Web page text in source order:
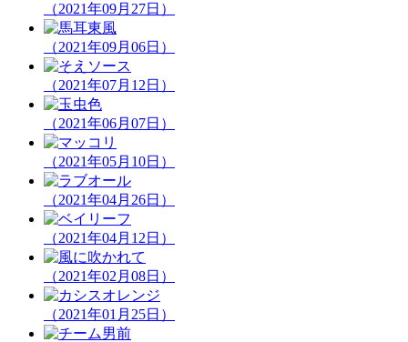
（2021年09月27日）
（2021年09月06日）
（2021年07月12日）
（2021年06月07日）
（2021年05月10日）
（2021年04月26日）
（2021年04月12日）
（2021年02月08日）
（2021年01月25日）